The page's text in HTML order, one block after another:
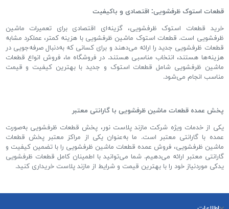
قطعات استوک ظرفشویی: اقتصادی و باکیفیت
خرید قطعات استوک ظرفشویی، گزینهای اقتصادی برای تعمیرات ماشین
ظرفشویی است. قطعات استوک ماشین ظرفشویی با هزینه کمتر، عملکرد مشابه
قطعات ظرفشویی جدید را ارائه میدهند و برای کسانی که بهدنبال صرفهجویی در
هزینهها هستند، انتخاب مناسبی هستند. در فروشگاه ما، فروش انواع قطعات
ماشین ظرفشویی شامل قطعات استوک و جدید با بهترین کیفیت و قیمت
مناسب انجام میشود.
پخش عمده قطعات ماشین ظرفشویی با گارانتی معتبر
یکی از خدمات ویژه شرکت مازند پلاست نور، پخش قطعات ظرفشویی بهصورت
عمده با گارانتی معتبر است. ما بهعنوان یکی از مراکز معتبر پخش قطعات
ماشین ظرفشویی، فروش عمده قطعات ماشین ظرفشویی را با تضمین کیفیت و
گارانتی معتبر ارائه میدهیم.شما میتوانید با اطمینان کامل قطعات ظرفشویی
یدکی موردنیاز خود را با بهترین قیمت و شرایط از مازند پلاست خریداری کنید.